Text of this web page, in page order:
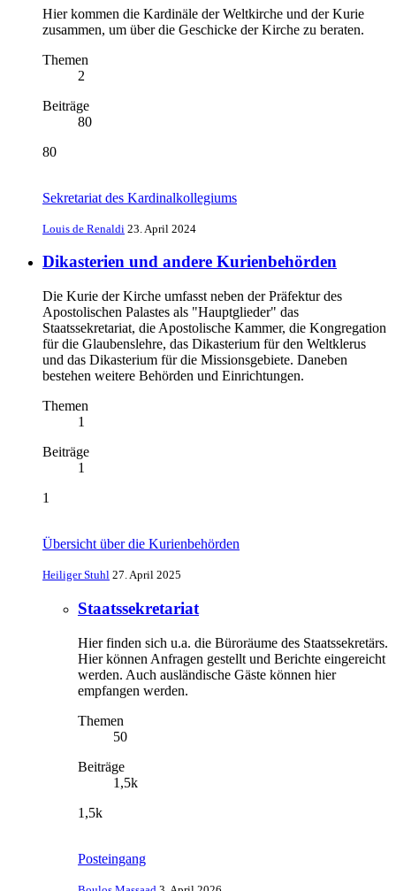
Hier kommen die Kardinäle der Weltkirche und der Kurie
zusammen, um über die Geschicke der Kirche zu beraten.
Themen
2
Beiträge
80
80
Sekretariat des Kardinalkollegiums
Louis de Renaldi 23. April 2024
Dikasterien und andere Kurienbehörden
Die Kurie der Kirche umfasst neben der Präfektur des
Apostolischen Palastes als "Hauptglieder" das
Staatssekretariat, die Apostolische Kammer, die Kongregation
für die Glaubenslehre, das Dikasterium für den Weltklerus
und das Dikasterium für die Missionsgebiete. Daneben
bestehen weitere Behörden und Einrichtungen.
Themen
1
Beiträge
1
1
Übersicht über die Kurienbehörden
Heiliger Stuhl 27. April 2025
Staatssekretariat
Hier finden sich u.a. die Büroräume des Staatssekretärs.
Hier können Anfragen gestellt und Berichte eingereicht
werden. Auch ausländische Gäste können hier
empfangen werden.
Themen
50
Beiträge
1,5k
1,5k
Posteingang